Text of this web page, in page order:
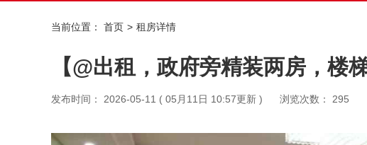
当前位置： 首页 租房详情
【@出租，政府旁精装两房，楼
发布时间： 2026-05-11 ( 05月11日 10:57更新 ) 浏览次数： 295